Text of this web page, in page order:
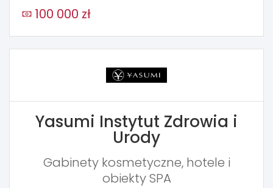
100 000 zł
Yasumi Instytut Zdrowia i
Urody
Gabinety kosmetyczne, hotele i
obiekty SPA